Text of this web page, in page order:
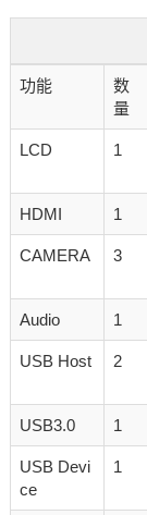
功能
数
量
LCD 1
HDMI 1
CAMERA 3
Audio 1
USB Host 2
USB3.0 1
USB Devi
ce
1